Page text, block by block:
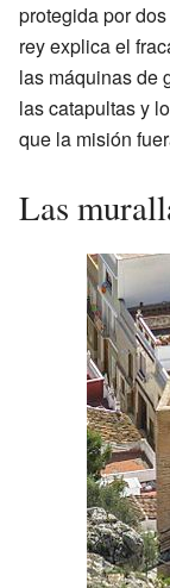
protegida por
rey explica el
las máquinas de
las catapultas y
que la misión
Las